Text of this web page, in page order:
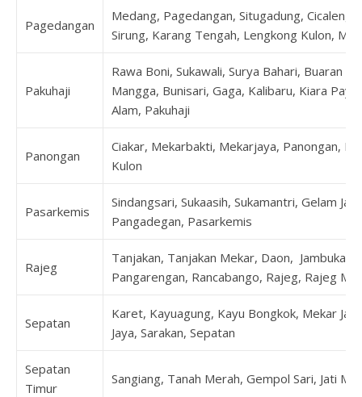
Pagedangan
Medang, Pagedangan, Situgadung,
Sirung, Karang Tengah, Lengkong Kulon,
Pakuhaji
Rawa Boni, Sukawali, Surya Bahari, Buaran
Mangga, Bunisari, Gaga, Kalibaru, Kiara
Alam, Pakuhaji
Panongan
Ciakar, Mekarbakti, Mekarjaya, Panongan,
Kulon
Pasarkemis
Sindangsari, Sukaasih, Sukamantri, Gelam
Pangadegan, Pasarkemis
Rajeg
Tanjakan, Tanjakan Mekar, Daon,
Pangarengan, Rancabango, Rajeg, Rajeg
Sepatan
Karet, Kayuagung, Kayu Bongkok, Mekar
Jaya, Sarakan, Sepatan
Sepatan
Timur
Sangiang, Tanah Merah, Gempol Sari, Jati